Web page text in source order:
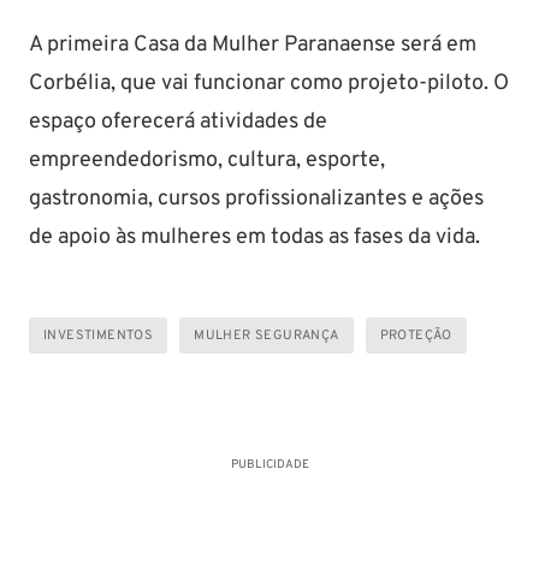
A primeira Casa da Mulher Paranaense será em
Corbélia, que vai funcionar como projeto-piloto. O
espaço oferecerá atividades de
empreendedorismo, cultura, esporte,
gastronomia, cursos profissionalizantes e ações
de apoio às mulheres em todas as fases da vida.
INVESTIMENTOS MULHER SEGURANÇA PROTEÇÃO
PUBLICIDADE